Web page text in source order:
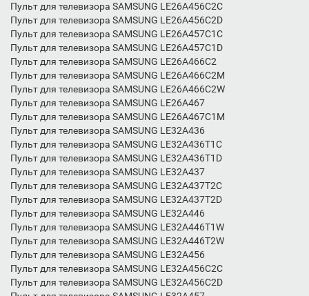
Пульт для телевизора SAMSUNG LE26A456C2C
Пульт для телевизора SAMSUNG LE26A456C2D
Пульт для телевизора SAMSUNG LE26A457C1C
Пульт для телевизора SAMSUNG LE26A457C1D
Пульт для телевизора SAMSUNG LE26A466C2
Пульт для телевизора SAMSUNG LE26A466C2M
Пульт для телевизора SAMSUNG LE26A466C2W
Пульт для телевизора SAMSUNG LE26A467
Пульт для телевизора SAMSUNG LE26A467C1M
Пульт для телевизора SAMSUNG LE32A436
Пульт для телевизора SAMSUNG LE32A436T1C
Пульт для телевизора SAMSUNG LE32A436T1D
Пульт для телевизора SAMSUNG LE32A437
Пульт для телевизора SAMSUNG LE32A437T2C
Пульт для телевизора SAMSUNG LE32A437T2D
Пульт для телевизора SAMSUNG LE32A446
Пульт для телевизора SAMSUNG LE32A446T1W
Пульт для телевизора SAMSUNG LE32A446T2W
Пульт для телевизора SAMSUNG LE32A456
Пульт для телевизора SAMSUNG LE32A456C2C
Пульт для телевизора SAMSUNG LE32A456C2D